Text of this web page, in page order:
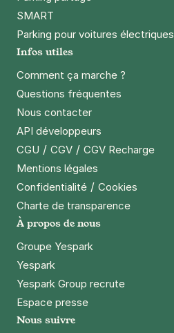
SMART
Parking pour voitures électriques
Infos utiles
Comment ça marche ?
Questions fréquentes
Nous contacter
API développeurs
CGU / CGV / CGV Recharge
Mentions légales
Confidentialité / Cookies
Charte de transparence
À propos de nous
Groupe Yespark
Yespark
Yespark Group recrute
Espace presse
Nous suivre